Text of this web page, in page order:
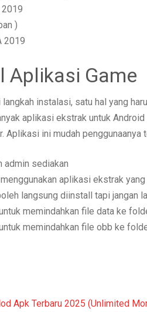
2019
)
2019
Aplikasi Game
instalasi, satu hal yang
aplikasi ekstrak untuk
Aplikasi ini mudah penggunaanya
admin sediakan
aplikasi ekstrak yang
langsung diinstall tapi jangan
memindahkan file data ke
memindahkan file obb ke
Apk Terbaru 2025 (Unlimited